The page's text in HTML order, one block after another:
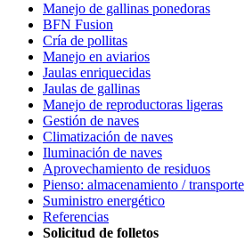
Manejo de gallinas ponedoras
BFN Fusion
Cría de pollitas
Manejo en aviarios
Jaulas enriquecidas
Jaulas de gallinas
Manejo de reproductoras ligeras
Gestión de naves
Climatización de naves
Iluminación de naves
Aprovechamiento de residuos
Pienso: almacenamiento / transporte
Suministro energético
Referencias
Solicitud de folletos